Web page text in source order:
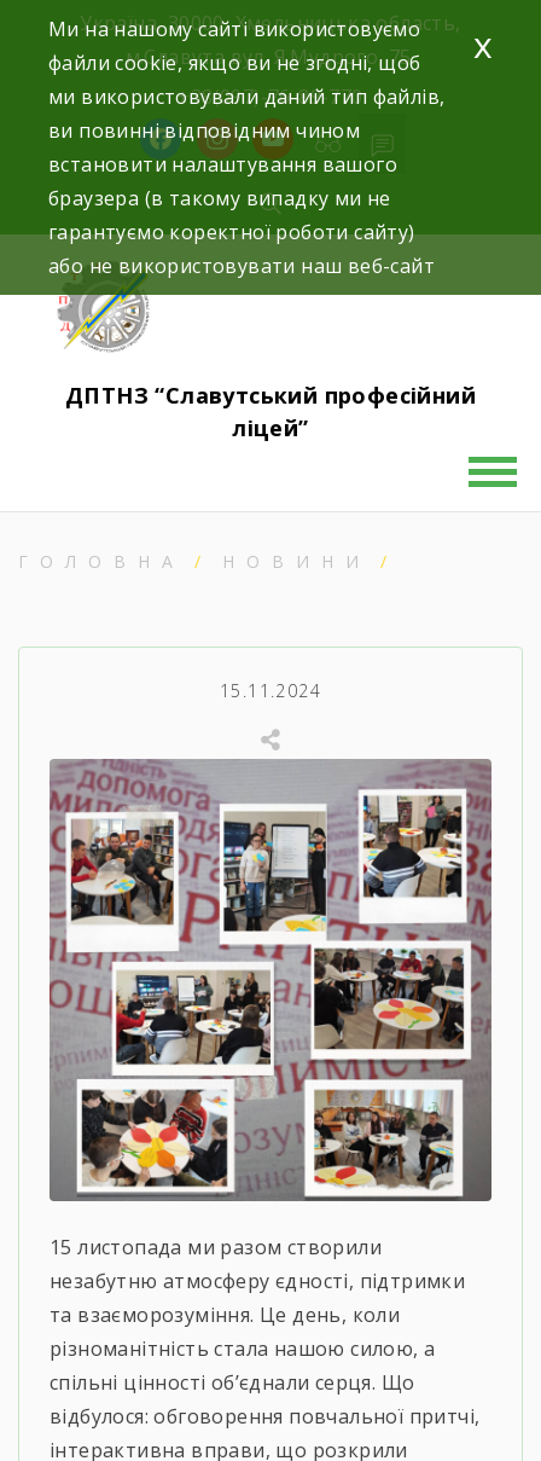
Україна, 30000, Хмельницька область,
м.Славута вул. Я.Мудрого, 75.
+38(097)-76-89-770
ДПТНЗ “Славутський професійний
ліцей”
ГОЛОВНА НОВИНИ
15.11.2024
15 листопада ми разом створили
незабутню атмосферу єдності, підтримки
та взаєморозуміння. Це день, коли
різноманітність стала нашою силою, а
спільні цінності об’єднали серця. Що
відбулося: обговорення повчальної притчі,
інтерактивна вправи, що розкрили
Ми на нашому сайті використовуємо
файли cookie, якщо ви не згодні, щоб
ми використовували даний тип файлів,
ви повинні відповідним чином
встановити налаштування вашого
браузера (в такому випадку ми не
гарантуємо коректної роботи сайту)
або не використовувати наш веб-сайт
x